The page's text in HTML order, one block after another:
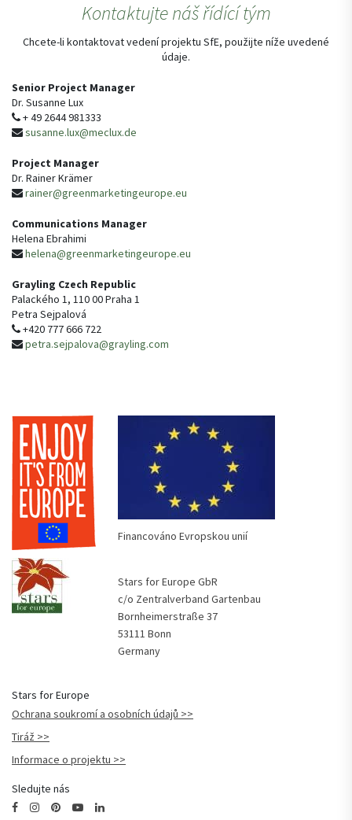
Kontaktujte náš řídící tým
Chcete-li kontaktovat vedení projektu SfE, použijte níže uvedené
údaje.
Senior Project Manager
Dr. Susanne Lux
+ 49 2644 981333
susanne.lux@meclux.de
Project Manager
Dr. Rainer Krämer
rainer@greenmarketingeurope.eu
Communications Manager
Helena Ebrahimi
helena@greenmarketingeurope.eu
Grayling Czech Republic
Palackého 1, 110 00 Praha 1
Petra Sejpalová
+420 777 666 722
petra.sejpalova@grayling.com
Financováno Evropskou unií
Stars for Europe GbR
c/o Zentralverband Gartenbau
Bornheimerstraße 37
53111 Bonn
Germany
Stars for Europe
Ochrana soukromí a osobních údajů
Tiráž
Informace o projektu
Sledujte nás